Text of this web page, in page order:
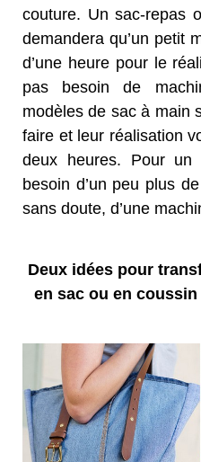
couture. Un sac-repas
demandera qu’un petit
d’une heure pour le
pas besoin de
modèles de sac à main
faire et leur réalisation
deux heures. Pour
besoin d’un peu plus
sans doute, d’une
Deux idées pour
en sac ou en